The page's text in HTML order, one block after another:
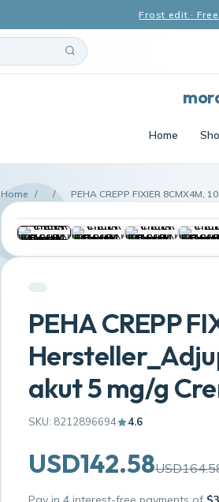
Frost edit ·
Home
Home / / PEHA CREPP FIXIER 8CMX4M,
PEHA CREPP
akut 5 mg/g
SKU: 8212896694 4.6
USD142.58